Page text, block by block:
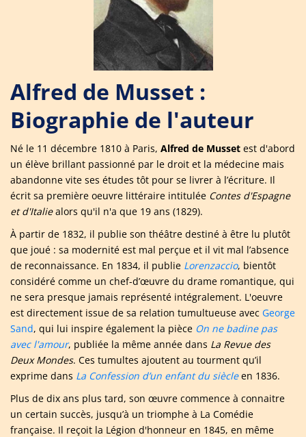
Alfred de Musset :
Biographie de l'auteur
Né le 11 décembre 1810 à Paris, Alfred de Musset est d'abord
un élève brillant passionné par le droit et la médecine mais
abandonne vite ses études tôt pour se livrer à l’écriture. Il
écrit sa première oeuvre littéraire intitulée Contes d'Espagne
et d'Italiealors qu'il n'a que 19 ans (1829).
À partir de 1832, il publie son théâtre destiné à être lu plutôt
que joué : sa modernité est mal perçue et il vit mal l’absence
de reconnaissance. En 1834, il publie Lorenzaccio, bientôt
considéré comme un chef-d’œuvre du drame romantique, qui
ne sera presque jamais représenté intégralement. L'oeuvre
est directement issue de sa relation tumultueuse avec George
Sand, qui lui inspire également la pièce On ne badine pas
avec l'amour, publiée la même année dans La Revue des
Deux Mondes. Ces tumultes ajoutent au tourment qu’il
exprime dans La Confession d’un enfant du siècleen 1836.
Plus de dix ans plus tard, son œuvre commence à connaitre
un certain succès, jusqu’à un triomphe à La Comédie
française. Il reçoit la Légion d'honneur en 1845, en même